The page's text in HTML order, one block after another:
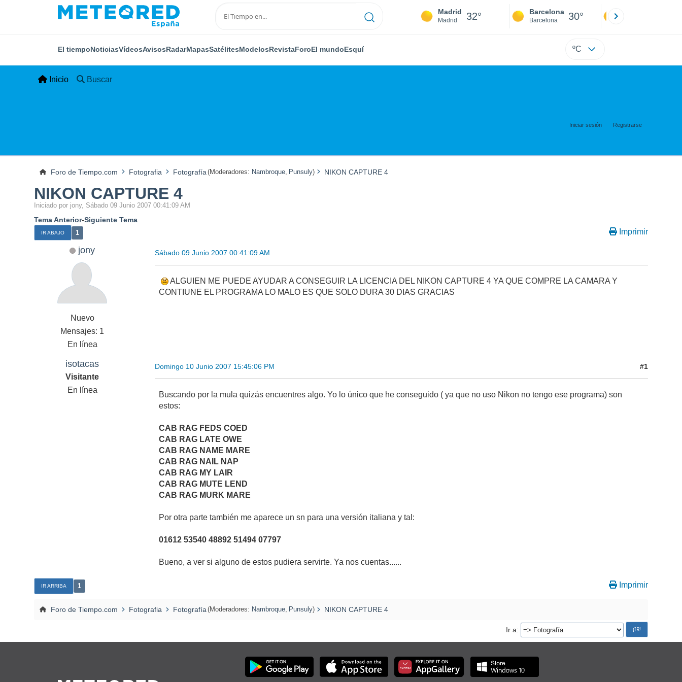
Madrid
Madrid 32° Barcelona
Barcelona 30°
El tiempoNoticiasVídeosAvisosRadarMapasSatélitesModelosRevistaForoEl mundoEsquí ºC
Inicio Buscar
Iniciar sesión Registrarse
Foro de Tiempo.com Fotografia Fotografía (Moderadores: Nambroque, Punsuly) NIKON CAPTURE 4
NIKON CAPTURE 4
Iniciado por jony, Sábado 09 Junio 2007 00:41:09 AM
Tema Anterior-Siguiente Tema
IR ABAJO 1 Imprimir
jony
Nuevo
Mensajes: 1
En línea
Sábado 09 Junio 2007 00:41:09 AM
ALGUIEN ME PUEDE AYUDAR A CONSEGUIR LA LICENCIA DEL NIKON CAPTURE 4 YA QUE COMPRE LA CAMARA Y
CONTIUNE EL PROGRAMA LO MALO ES QUE SOLO DURA 30 DIAS GRACIAS
isotacas
Visitante
En línea
Domingo 10 Junio 2007 15:45:06 PM #1
Buscando por la mula quizás encuentres algo. Yo lo único que he conseguido ( ya que no uso Nikon no tengo ese programa) son
estos:
CAB RAG FEDS COED
CAB RAG LATE OWE
CAB RAG NAME MARE
CAB RAG NAIL NAP
CAB RAG MY LAIR
CAB RAG MUTE LEND
CAB RAG MURK MARE
Por otra parte también me aparece un sn para una versión italiana y tal:
01612 53540 48892 51494 07797
Bueno, a ver si alguno de estos pudiera servirte. Ya nos cuentas......
IR ARRIBA 1 Imprimir
Foro de Tiempo.com Fotografia Fotografía (Moderadores: Nambroque, Punsuly) NIKON CAPTURE 4
Ir a